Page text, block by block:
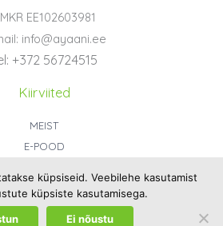
EE102603981
info@ayaani.ee
+372 56724515
Kiirviited
MEIST
E-POOD
JA OSTUTINGIMUSED
küpsiseid. Veebilehe kasutamist
küpsiste kasutamisega.
Ei nõustu